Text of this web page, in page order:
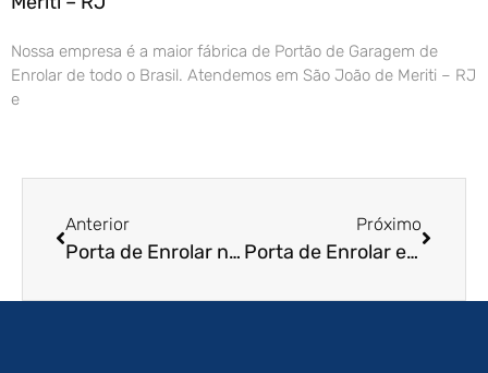
Nossa empresa é a maior fábrica de Portão de Garagem de
Enrolar de todo o Brasil. Atendemos em São João de Meriti – RJ
e
Anterior
Porta de Enrolar no Maranhão
Próximo
Porta de Enrolar em Belo Horizonte – MG